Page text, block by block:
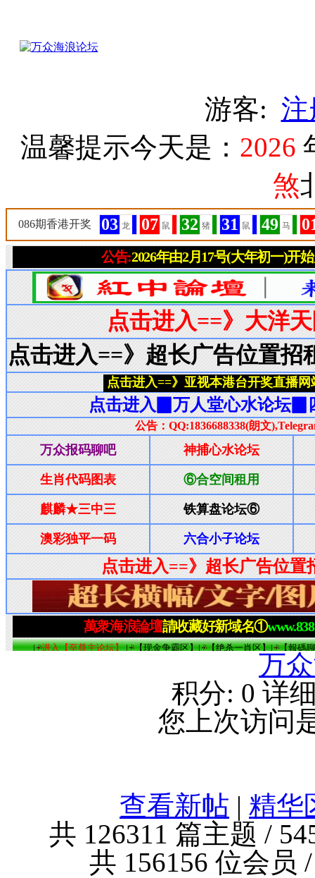
游客: 注
温馨提示今天是： 2026
煞
万
积分: 0 详
您上次访问
查看新帖 | 精华
共 126311 篇主题 /
共 156156 位会员